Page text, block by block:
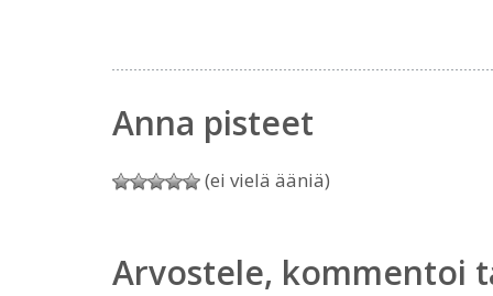
Anna pisteet
(ei vielä ääniä)
Arvostele, kommentoi